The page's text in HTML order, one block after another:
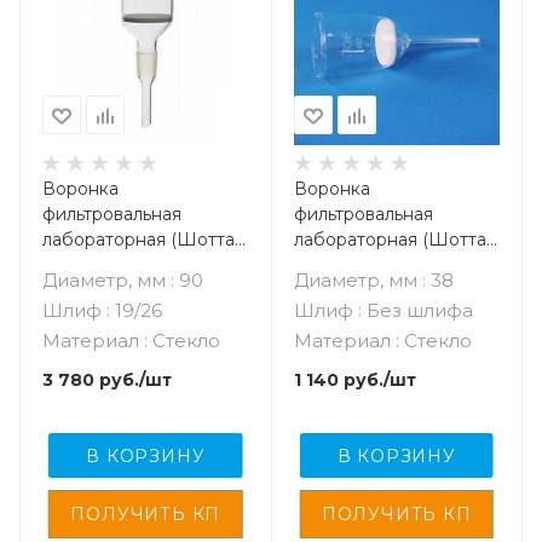
Воронка
фильтровальная
лабораторная (Шотта),
160 мкм, шлиф 19/26
Диаметр, мм : 90
Шлиф : 19/26
Материал : Стекло
3 780 руб./шт
В КОРЗИНУ
Воронка
фильтровальная
лабораторная (Шотта),
мкм, без шлифа
Диаметр, мм : 38
Шлиф : Без шлифа
Материал : Стекло
1 140руб./шт
В КОРЗИНУ